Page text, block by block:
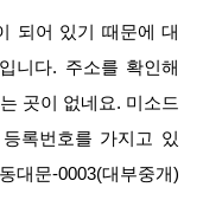
되어 있기 때문에 대
니다. 주소를 확인해
곳이 없네요. 미소드
록번호를 가지고 있
대문-0003(대부중개)